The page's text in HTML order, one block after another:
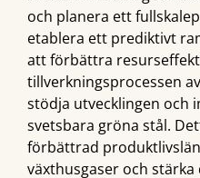
och planera ett
etablera ett prediktivt
att förbättra
tillverkningsprocessen
stödja utvecklingen och
svetsbara gröna stål.
förbättrad
växthusgaser och